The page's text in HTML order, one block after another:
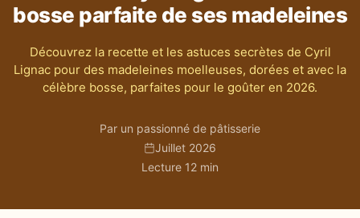
bosse parfaite de ses madeleines
Découvrez la recette et les astuces secrètes de Cyril
Lignac pour des madeleines moelleuses, dorées et avec la
célèbre bosse, parfaites pour le goûter en 2026.
Par un passionné de pâtisserie
Juillet 2026
Lecture 12 min